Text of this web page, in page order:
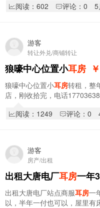
阅读：602
评论：0 5
游客
转让外兑/商铺转让
狼嚎中心位置小耳房
狼嚎中心位置小耳房转租，整
店，刚收拾完，电话
阅读：1249
评论：0
游客
房产/出租
出租大唐电厂耳房一年
出租大唐电厂站点商服耳房一
以，半年一付也可以，屋里有